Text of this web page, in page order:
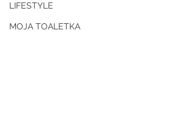
LIFESTYLE
MOJA TOALETKA